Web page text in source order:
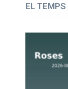
EL TEMPS